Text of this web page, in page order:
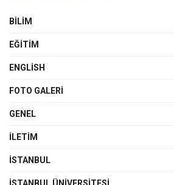
BILIM
EĞITIM
ENGLISH
FOTO GALERI
GENEL
İLETIM
İSTANBUL
İSTANBUL ÜNIVERSITESI